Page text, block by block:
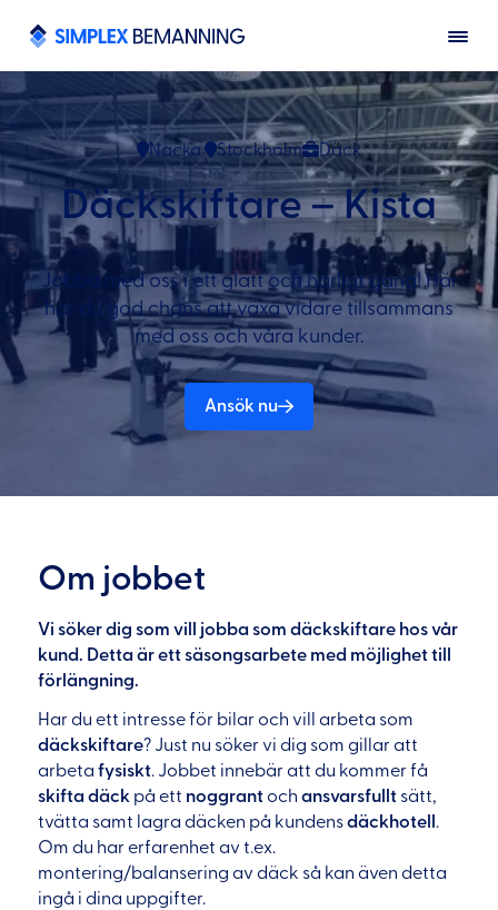
Nacka Stockholm Däck
Däckskiftare – Kista
Jobba med oss i ett glatt och härligt gäng! Här
har du god chans att växa vidare tillsammans
med oss och våra kunder.
Ansök nu
Om jobbet
Vi söker dig som vill jobba som däckskiftare hos vår
kund. Detta är ett säsongsarbete med möjlighet till
förlängning.
Har du ett intresse för bilar och vill arbeta som
däckskiftare? Just nu söker vi dig som gillar att
arbeta fysiskt. Jobbet innebär att du kommer få
skifta däckpå ett noggrantoch ansvarsfulltsätt,
tvätta samt lagra däcken på kundensdäckhotell .
Om du har erfarenhet av t.ex.
montering/balansering av däck så kan även detta
ingå i dina uppgifter.